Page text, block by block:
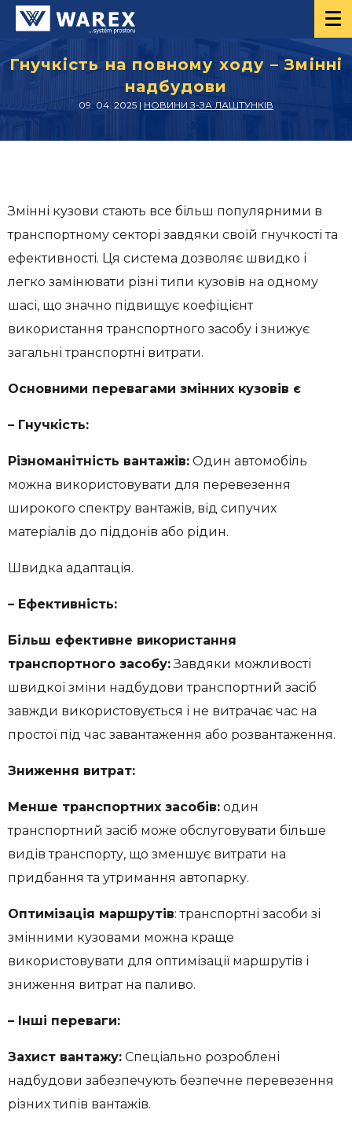
Гнучкість на повному ходу – Змінні
надбудови
09. 04. 2025 | НОВИНИ З-ЗА ЛАШТУНКІВ
Змінні кузови стають все більш популярними в
транспортному секторі завдяки своїй гнучкості та
ефективності. Ця система дозволяє швидко і
легко замінювати різні типи кузовів на одному
шасі, що значно підвищує коефіцієнт
використання транспортного засобу і знижує
загальні транспортні витрати.
Основними перевагами змінних кузовів є
– Гнучкість:
Різноманітність вантажів: Один автомобіль
можна використовувати для перевезення
широкого спектру вантажів, від сипучих
матеріалів до піддонів або рідин.
Швидка адаптація.
– Ефективність:
Більш ефективне використання
транспортного засобу:Завдяки можливості
швидкої зміни надбудови транспортний засіб
завжди використовується і не витрачає час на
простої під час завантаження або розвантаження.
Зниження витрат:
Менше транспортних засобів: один
транспортний засіб може обслуговувати більше
видів транспорту, що зменшує витрати на
придбання та утримання автопарку.
Оптимізація маршрутів: транспортні засоби зі
змінними кузовами можна краще
використовувати для оптимізації маршрутів і
зниження витрат на паливо.
– Інші переваги:
Захист вантажу: Спеціально розроблені
надбудови забезпечують безпечне перевезення
різних типів вантажів.